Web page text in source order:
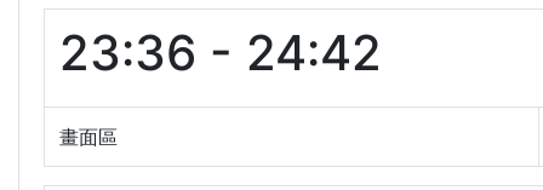
23:36 - 24:42
畫面區